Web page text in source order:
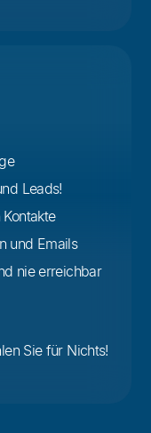
Leads!
und Emails
nie erreichbar
Sie für Nichts!